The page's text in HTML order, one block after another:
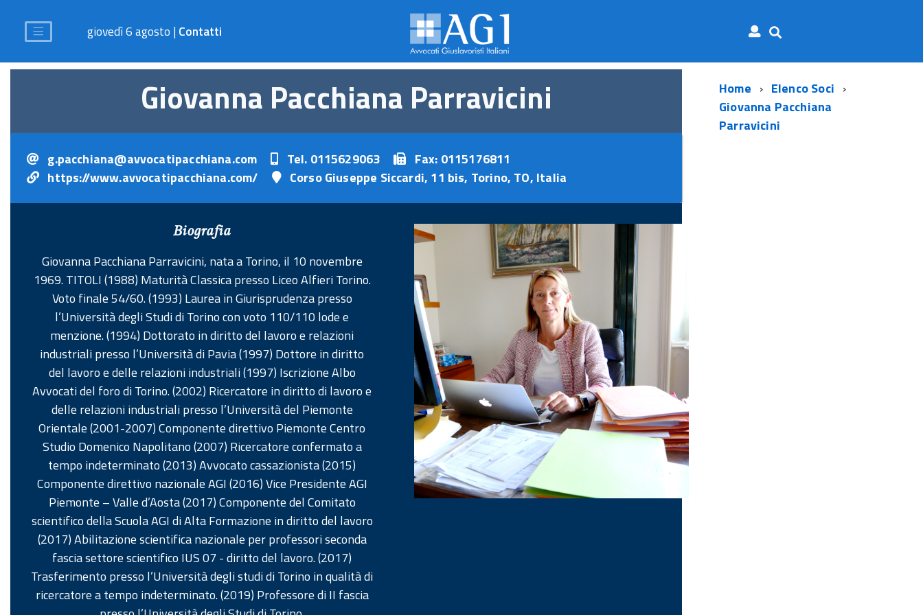
giovedì 6 agosto | Contatti
Giovanna Pacchiana Parravicini
g.pacchiana@avvocatipacchiana.com Tel. 0115629063
Fax: 0115176811
https://www.avvocatipacchiana.com/
Corso Giuseppe Siccardi, 11 bis, Torino, TO, Italia
Biografia
Giovanna Pacchiana Parravicini, nata a Torino, il 10 novembre
1969. TITOLI (1988) Maturità Classica presso Liceo Alfieri Torino.
Voto finale 54/60. (1993) Laurea in Giurisprudenza presso
l’Università degli Studi di Torino con voto 110/110 lode e
menzione. (1994) Dottorato in diritto del lavoro e relazioni
industriali presso l’Università di Pavia (1997) Dottore in diritto
del lavoro e delle relazioni industriali (1997) Iscrizione Albo
Avvocati del foro di Torino. (2002) Ricercatore in diritto di lavoro e
delle relazioni industriali presso l’Università del Piemonte
Orientale (2001-2007) Componente direttivo Piemonte Centro
Studio Domenico Napolitano (2007) Ricercatore confermato a
tempo indeterminato (2013) Avvocato cassazionista (2015)
Componente direttivo nazionale AGI (2016) Vice Presidente AGI
Piemonte – Valle d’Aosta (2017) Componente del Comitato
scientifico della Scuola AGI di Alta Formazione in diritto del lavoro
(2017) Abilitazione scientifica nazionale per professori seconda
fascia settore scientifico IUS 07 - diritto del lavoro. (2017)
Trasferimento presso l’Università degli studi di Torino in qualità di
ricercatore a tempo indeterminato. (2019) Professore di II fascia
Home
Elenco Soci
Giovanna Pacchiana
Parravicini